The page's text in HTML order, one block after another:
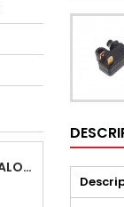
THERMOSTAT CALORSTAT ORIGINE YAMAHA X-MAX - SKYLINE 125-YZFR125